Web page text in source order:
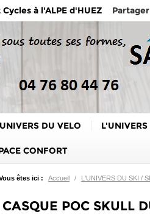
à l'ALPE d'HUEZ
DU VELO
CONFORT
êtes ici : Accueil / L'UNIVERS DU SKI /
CASQUE POC SKULL